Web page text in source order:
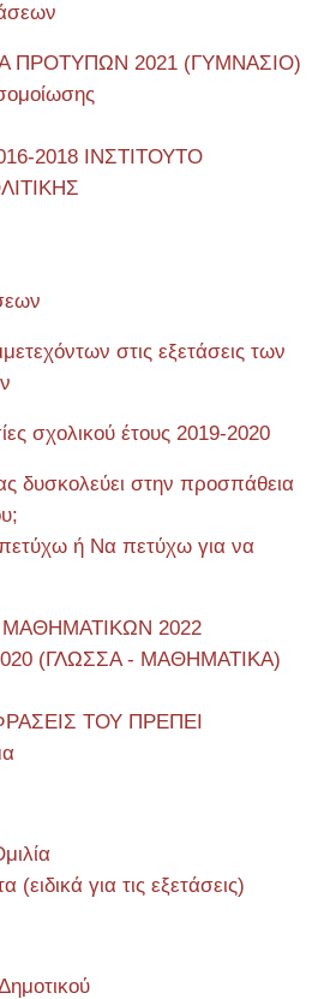
ΠΡΟΤΥΠΩΝ 2021 (ΓΥΜΝΑΣΙΟ)
2018 ΙΝΣΤΙΤΟΥΤΟ
στις εξετάσεις των
σχολικού έτους 2019-2020
δυσκολεύει στην προσπάθεια
ή Να πετύχω για να
2022
(ΓΛΩΣΣΑ - ΜΑΘΗΜΑΤΙΚΑ)
ΤΟΥ ΠΡΕΠΕΙ
για τις εξετάσεις)